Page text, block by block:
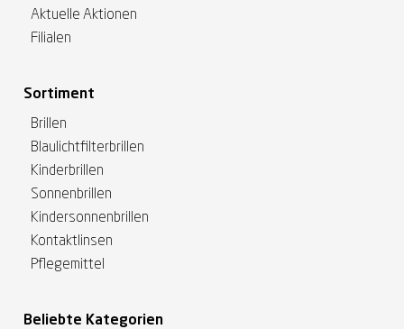
Aktuelle Aktionen
Filialen
Sortiment
Brillen
Blaulichtfilterbrillen
Kinderbrillen
Sonnenbrillen
Kindersonnenbrillen
Kontaktlinsen
Pflegemittel
Beliebte Kategorien